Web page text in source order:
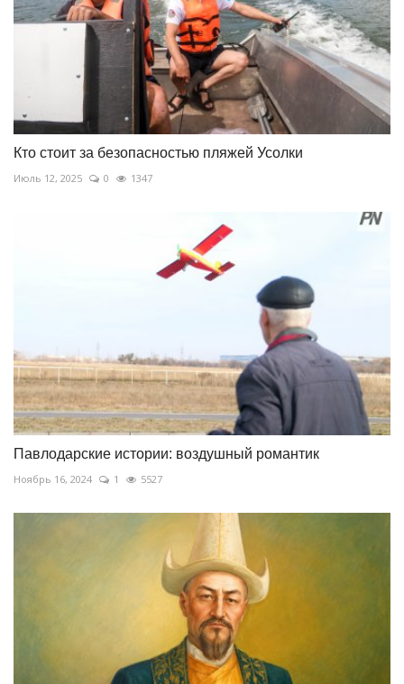
Кто стоит за безопасностью пляжей Усолки
Июль 12, 2025 0 1347
Павлодарские истории: воздушный романтик
Ноябрь 16, 2024 1 5527